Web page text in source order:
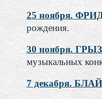
25 ноября.
рождения.
30 ноября.
музыкальных
7 декабря.